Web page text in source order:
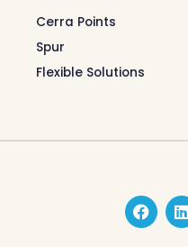
Cerra Points
Spur
Flexible Solutions
F
a
c
L
i
n